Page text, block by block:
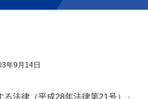
年9月14日
る法律（平成28年法律第21号）」